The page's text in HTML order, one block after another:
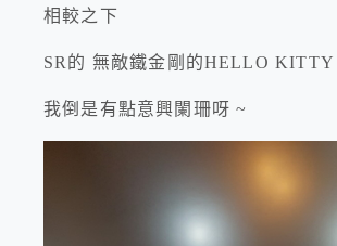
相較之下
SR的 無敵鐵金剛的HELLO KITTY
我倒是有點意興闌珊呀 ~